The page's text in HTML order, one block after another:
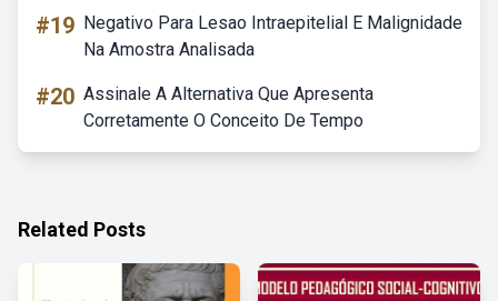
#19 Negativo Para Lesao Intraepitelial E Malignidade
Na Amostra Analisada
#20 Assinale A Alternativa Que Apresenta
Corretamente O Conceito De Tempo
Related Posts